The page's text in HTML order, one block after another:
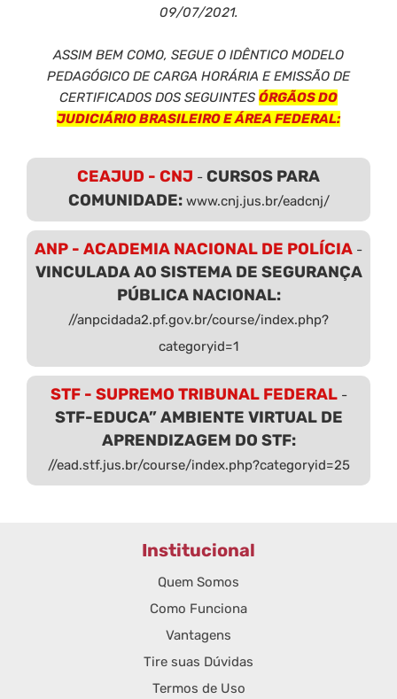
09/07/2021.
ASSIM BEM COMO, SEGUE O IDÊNTICO MODELO
PEDAGÓGICO DE CARGA HORÁRIA E EMISSÃO DE
CERTIFICADOS DOS SEGUINTES ÓRGÃOS DO
JUDICIÁRIO BRASILEIRO E ÁREA FEDERAL:
CEAJUD - CNJ - CURSOS PARA
COMUNIDADE: www.cnj.jus.br/eadcnj/
ANP - ACADEMIA NACIONAL DE POLÍCIA -
VINCULADA AO SISTEMA DE SEGURANÇA
PÚBLICA NACIONAL:
//anpcidada2.pf.gov.br/course/index.php?
categoryid=1
STF - SUPREMO TRIBUNAL FEDERAL-
STF-EDUCA” AMBIENTE VIRTUAL DE
APRENDIZAGEM DO STF:
//ead.stf.jus.br/course/index.php?categoryid=25
Institucional
Quem Somos
Como Funciona
Vantagens
Tire suas Dúvidas
Termos de Uso